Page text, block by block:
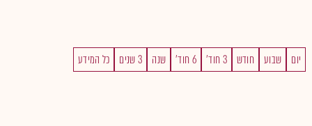
יום שבוע חודש 3 חוד' 6 חוד' שנה 3 שנים כל המידע